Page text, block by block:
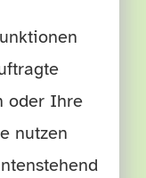
oder Ihre
nutzen